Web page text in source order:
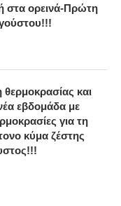
στα ορεινά-Πρώτη
και
εβδομάδα με
για τη
κύμα ζέστης